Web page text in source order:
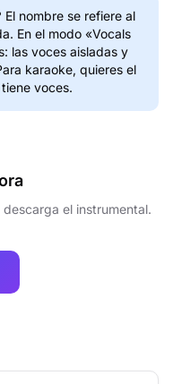
El nombre se refiere al
En el modo «Vocals
las voces aisladas y
karaoke, quieres el
voces.
el instrumental.